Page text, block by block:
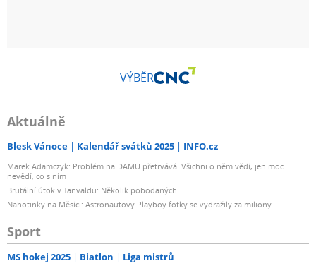
VÝBĚR
Aktuálně
Blesk Vánoce Kalendář svátků 2025 INFO.cz
Marek Adamczyk: Problém na DAMU přetrvává. Všichni o něm vědí, jen moc
nevědí, co s ním
Brutální útok v Tanvaldu: Několik pobodaných
Nahotinky na Měsíci: Astronautovy Playboy fotky se vydražily za miliony
Sport
MS hokej 2025 Biatlon Liga mistrů